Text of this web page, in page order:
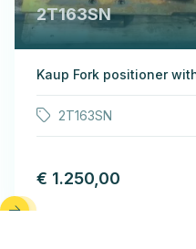
2T163SN
Kaup Fork positioner
2T163SN
€ 1.250,00